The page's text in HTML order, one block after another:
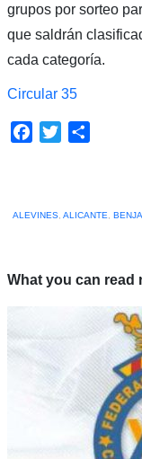
grupos por sorteo
que saldrán
cada categoría.
Circular 35
Facebook
Twitter
ALEVINES, ALICANTE
What you can read